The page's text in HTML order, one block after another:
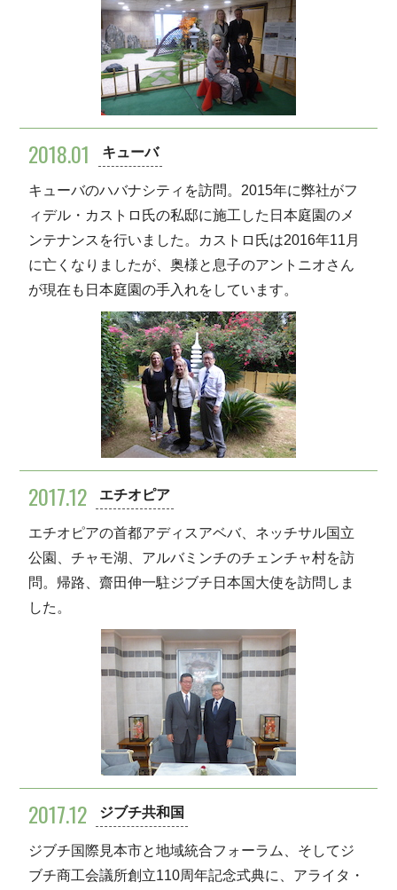
2018.01 キューバ
キューバのハバナシティを訪問。2015年に弊社がフ
ィデル・カストロ氏の私邸に施工した日本庭園のメ
ンテナンスを行いました。カストロ氏は2016年11月
に亡くなりましたが、奥様と息子のアントニオさん
が現在も日本庭園の手入れをしています。
2017.12 エチオピア
エチオピアの首都アディスアベバ、ネッチサル国立
公園、チャモ湖、アルバミンチのチェンチャ村を訪
問。帰路、齋田伸一駐ジブチ日本国大使を訪問しま
した。
2017.12 ジブチ共和国
ジブチ国際見本市と地域統合フォーラム、そしてジ
ブチ商工会議所創立110周年記念式典に、アライタ・